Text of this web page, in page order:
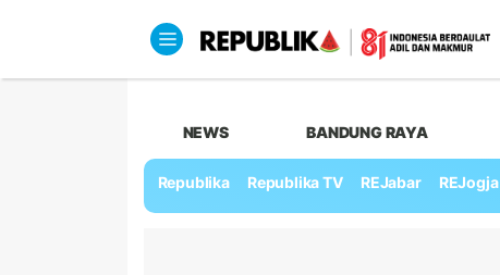
NEWS BANDUNG RAYA
Republika Republika TV REJabar REJogja